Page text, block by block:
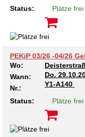
Status: Plätze frei
PEKiP 03/26 -04/26
Wo:
Wann:
Do.
Nr.:
Y1-A140
Status: Plätze frei